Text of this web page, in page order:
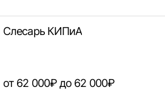
Слесарь КИПиА
от 62 000₽ до 62 000₽